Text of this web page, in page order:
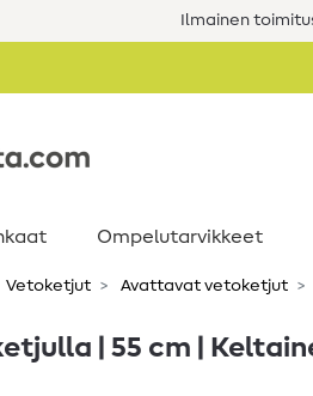
Ilmainen
Ompelutarvikkeet
Vetoketjut Avattavat vetoketjut
| 55 cm |